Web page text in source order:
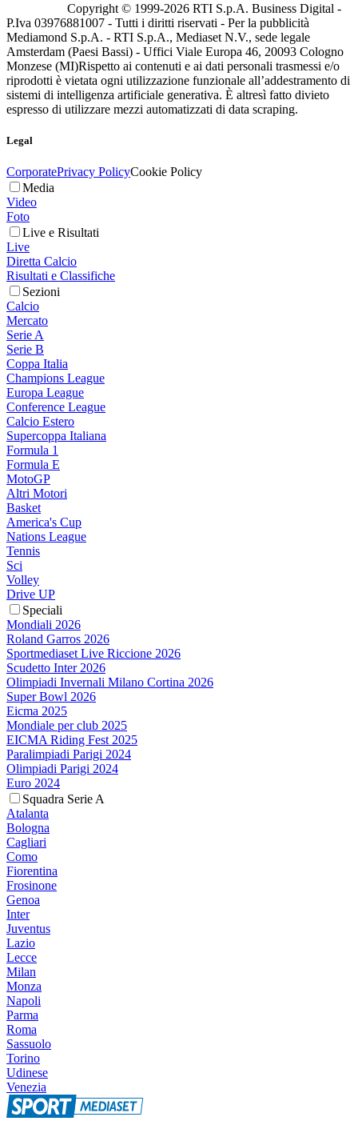
Copyright © 1999-2026 RTI S.p.A. Business Digital -
P.Iva 03976881007 - Tutti i diritti riservati - Per la pubblicità
Mediamond S.p.A. - RTI S.p.A., Mediaset N.V., sede legale
Amsterdam (Paesi Bassi) - Uffici Viale Europa 46, 20093 Cologno
Monzese (MI)Rispetto ai contenuti e ai dati personali trasmessi e/o
riprodotti è vietata ogni utilizzazione funzionale all’addestramento di
sistemi di intelligenza artificiale generativa. È altresì fatto divieto
espresso di utilizzare mezzi automatizzati di data scraping.
Legal
CorporatePrivacy PolicyCookie Policy
Media
Video
Foto
Live e Risultati
Live
Diretta Calcio
Risultati e Classifiche
Sezioni
Calcio
Mercato
Serie A
Serie B
Coppa Italia
Champions League
Europa League
Conference League
Calcio Estero
Supercoppa Italiana
Formula 1
Formula E
MotoGP
Altri Motori
Basket
America's Cup
Nations League
Tennis
Sci
Volley
Drive UP
Speciali
Mondiali 2026
Roland Garros 2026
Sportmediaset Live Riccione 2026
Scudetto Inter 2026
Olimpiadi Invernali Milano Cortina 2026
Super Bowl 2026
Eicma 2025
Mondiale per club 2025
EICMA Riding Fest 2025
Paralimpiadi Parigi 2024
Olimpiadi Parigi 2024
Euro 2024
Squadra Serie A
Atalanta
Bologna
Cagliari
Como
Fiorentina
Frosinone
Genoa
Inter
Juventus
Lazio
Lecce
Milan
Monza
Napoli
Parma
Roma
Sassuolo
Torino
Udinese
Venezia